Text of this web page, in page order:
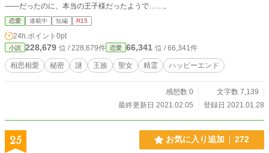
――だったのに、本当の王子様だったようで……。
恋愛 連載中 短編 R15
24h.ポイント 0pt
小説 228,679 位 / 228,679件 恋愛 66,341 位 / 66,341件
相思相愛 秘密 謎 王族 聖女 精霊 ハッピーエンド
感想数 0
文字数 7,139
最終更新日 2021.02.05
登録日 2021.01.28
25 お気に入り追加 272